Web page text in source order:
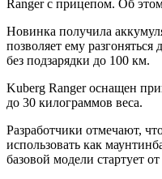
Ranger с прицепом. Об
Новинка получила
позволяет ему
без подзарядки до 100 км.
Kuberg Ranger оснащен
до 30 килограммов веса.
Разработчики отмечают,
использовать как
базовой модели стартует